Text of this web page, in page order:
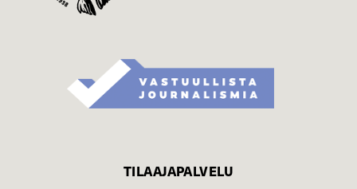
TILAAJAPALVELU